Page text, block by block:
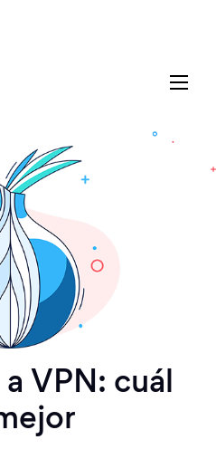
VPN: сuál